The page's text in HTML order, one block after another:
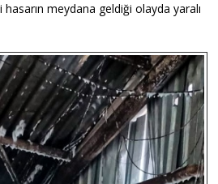
meydana geldiği olayda yaralı